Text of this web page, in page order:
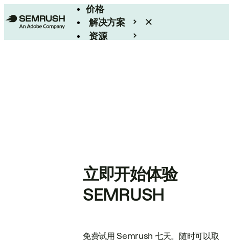
价格
解决方案
资源
立即开始体验
SEMRUSH
免费试用 Semrush 七天。随时可以取